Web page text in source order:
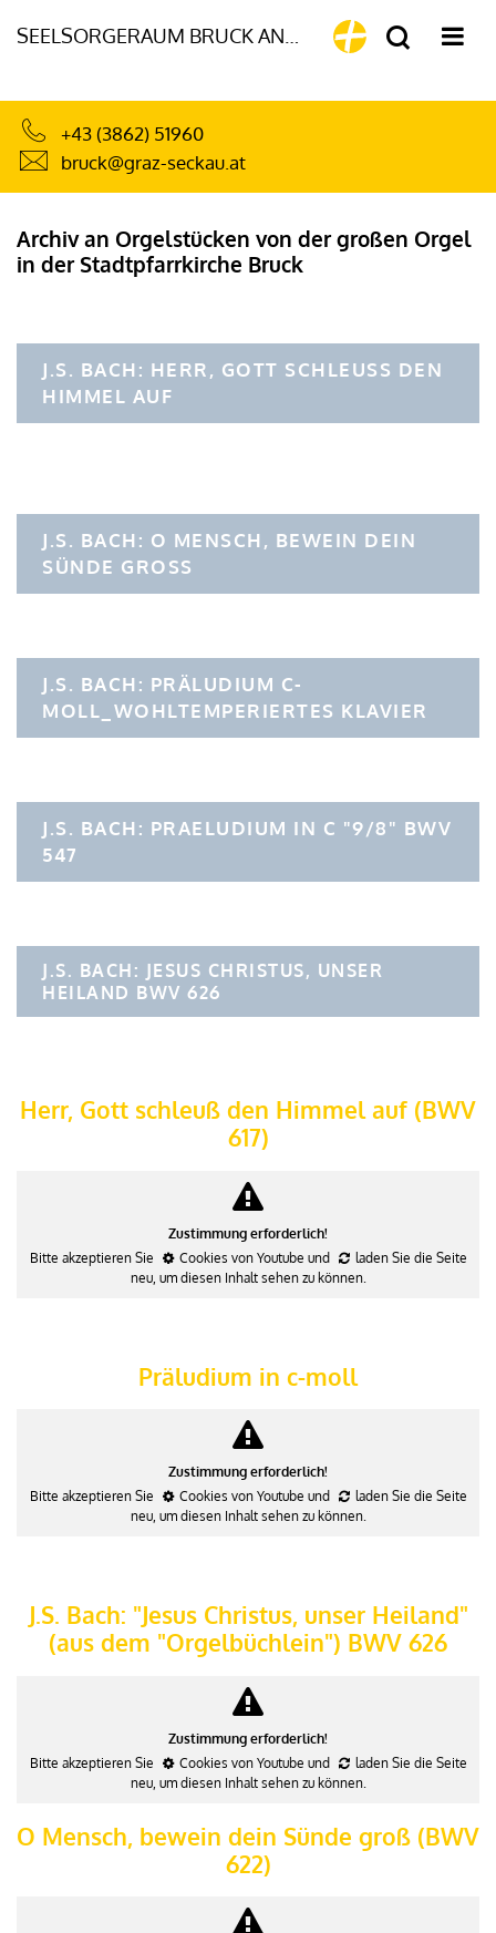
+43 (3862) 51960
bruck@graz-seckau.at
Archiv an Orgelstücken von der großen Orgel
in der Stadtpfarrkirche Bruck
J.S. BACH: HERR, GOTT SCHLEUSS DEN
HIMMEL AUF
J.S. BACH: O MENSCH, BEWEIN DEIN
SÜNDE GROSS
J.S. BACH: PRÄLUDIUM C-
MOLL_WOHLTEMPERIERTES KLAVIER
J.S. BACH: PRAELUDIUM IN C "9/8" BWV
547
J.S. BACH: JESUS CHRISTUS, UNSER
HEILAND BWV 626
Herr, Gott schleuß den Himmel auf (BWV
617)
Zustimmung erforderlich!
Bitte akzeptieren Sie
Cookies von Youtube und
laden Sie die Seite
neu, um diesen Inhalt sehen zu können.
Präludium in c-moll
Zustimmung erforderlich!
Bitte akzeptieren Sie
Cookies von Youtube und
laden Sie die Seite
neu, um diesen Inhalt sehen zu können.
J.S. Bach: "Jesus Christus, unser Heiland"
(aus dem "Orgelbüchlein") BWV 626
Zustimmung erforderlich!
Bitte akzeptieren Sie
Cookies von Youtube und
laden Sie die Seite
neu, um diesen Inhalt sehen zu können.
O Mensch, bewein dein Sünde groß (BWV
622)